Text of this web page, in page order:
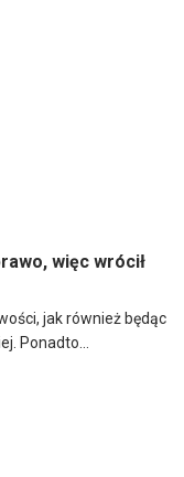
więc wrócił
jak również będąc
Ponadto...